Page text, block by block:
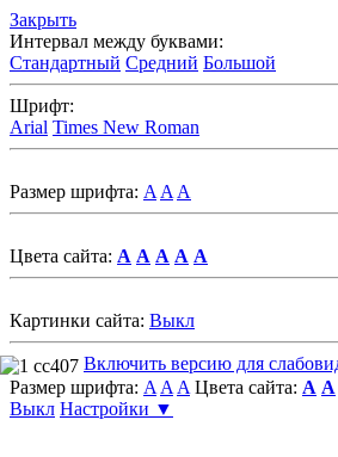
Закрыть
Интервал между буквами:
Стандартный Средний Большой
Шрифт:
Arial Times New Roman
Размер шрифта: A A A
Цвета сайта: A A A A A
Картинки сайта: Выкл
Включить версию для
Размер шрифта: A A A Цвета сайта: A A
Выкл Настройки ▼